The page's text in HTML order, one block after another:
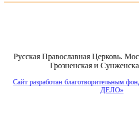
Русская Православная Церковь.
Грозненская и
Сайт разработан благотворительным
ДЕЛО»